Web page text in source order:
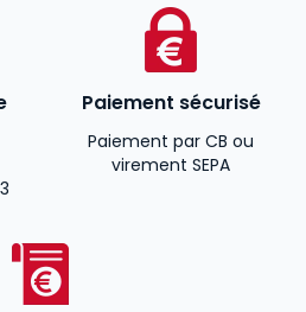
Paiement sécurisé
Paiement par CB ou
virement SEPA